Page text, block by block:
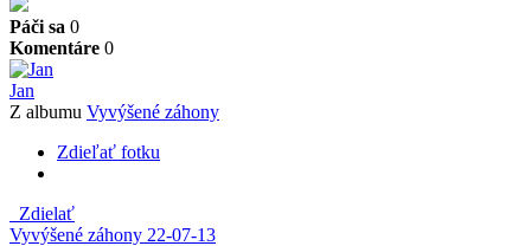
Páči sa 0
Komentáre 0
Jan
Z albumu Vyvýšené záhony
Zdieľať fotku
Zdielať
Vyvýšené záhony 22-07-13